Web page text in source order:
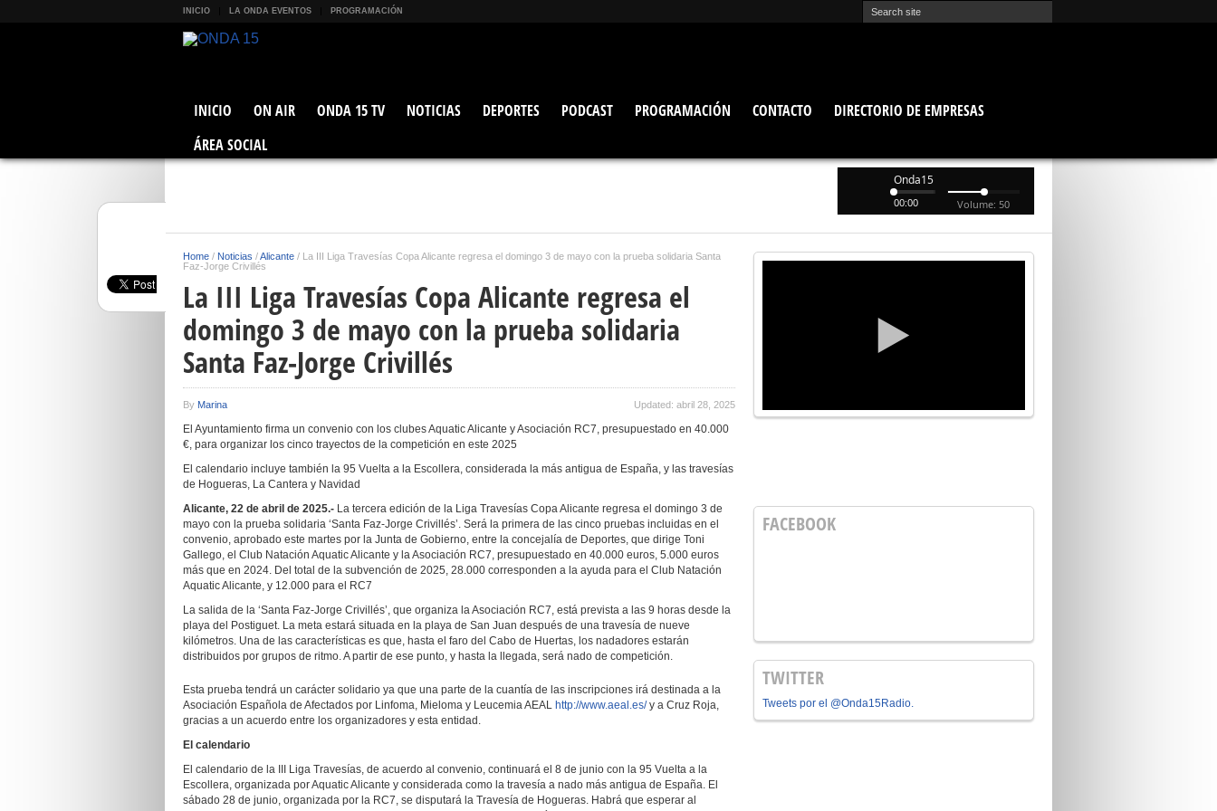
INICIO LA ONDA EVENTOS PROGRAMACIÓN
INICIO ON AIR ONDA 15 TV NOTICIAS DEPORTES PODCAST PROGRAMACIÓN CONTACTO
DIRECTORIO DE EMPRESAS
ÁREA SOCIAL
Onda15
00:00 Volume: 50
Home / Noticias /Alicante / La III Liga Travesías Copa Alicante regresa el domingo 3 de mayo con la prueba solidaria Santa
Faz-Jorge Crivillés
La III Liga Travesías Copa Alicante regresa el
domingo 3 de mayo con la prueba solidaria
Santa Faz-Jorge Crivillés
By Marina Updated: abril 28, 2025
El Ayuntamiento firma un convenio con los clubes Aquatic Alicante y Asociación RC7, presupuestado en 40.000
€, para organizar los cinco trayectos de la competición en este 2025
El calendario incluye también la 95 Vuelta a la Escollera, considerada la más antigua de España, y las travesías
de Hogueras, La Cantera y Navidad
Alicante, 22 de abril de 2025.- La tercera edición de la Liga Travesías Copa Alicante regresa el domingo 3 de
mayo con la prueba solidaria ‘Santa Faz-Jorge Crivillés’. Será la primera de las cinco pruebas incluidas en el
convenio, aprobado este martes por la Junta de Gobierno, entre la concejalía de Deportes, que dirige Toni
Gallego, el Club Natación Aquatic Alicante y la Asociación RC7, presupuestado en 40.000 euros, 5.000 euros
más que en 2024. Del total de la subvención de 2025, 28.000 corresponden a la ayuda para el Club Natación
Aquatic Alicante, y 12.000 para el RC7
La salida de la ‘Santa Faz-Jorge Crivillés’, que organiza la Asociación RC7, está prevista a las 9 horas desde la
playa del Postiguet. La meta estará situada en la playa de San Juan después de una travesía de nueve
kilómetros. Una de las características es que, hasta el faro del Cabo de Huertas, los nadadores estarán
distribuidos por grupos de ritmo. A partir de ese punto, y hasta la llegada, será nado de competición.
Esta prueba tendrá un carácter solidario ya que una parte de la cuantía de las inscripciones irá destinada a la
Asociación Española de Afectados por Linfoma, Mieloma y Leucemia AEAL http://www.aeal.es/y a Cruz Roja,
gracias a un acuerdo entre los organizadores y esta entidad.
El calendario
El calendario de la III Liga Travesías, de acuerdo al convenio, continuará el 8 de junio con la 95 Vuelta a la
Escollera, organizada por Aquatic Alicante y considerada como la travesía a nado más antigua de España. El
sábado 28 de junio, organizada por la RC7, se disputará la Travesía de Hogueras. Habrá que esperar al
FACEBOOK
TWITTER
Tweets por el @Onda15Radio.